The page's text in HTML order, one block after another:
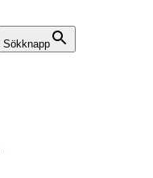
Sökknapp